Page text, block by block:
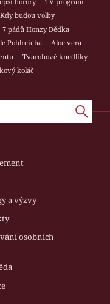
Kdy budou volby
7 pádů Honzy Dědka
Pohlreicha
Aloe vera
Tvarohové knedlíky
koláč
a výzvy
osobních